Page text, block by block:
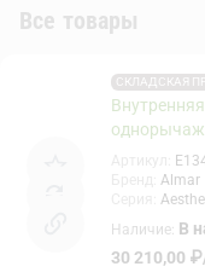
Все товары
СКЛАДСКАЯ
Almar
Наличие: В
30 210,00 ₽